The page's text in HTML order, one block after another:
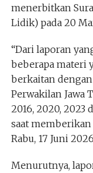
menerbitkan
Lidik) pada 20
“Dari laporan
beberapa materi
berkaitan
Perwakilan Jawa
2016, 2020, 2023
saat memberikan
Rabu, 17 Juni
Menurutnya,